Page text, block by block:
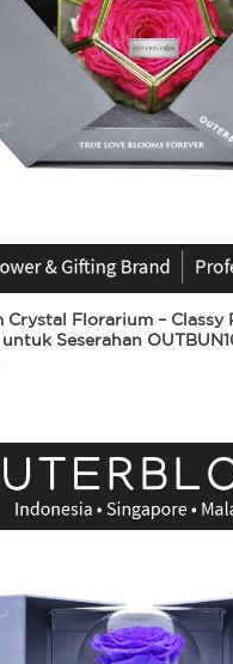
Crystal Florarium – Classy
Seserahan